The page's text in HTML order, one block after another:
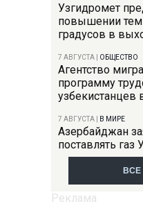
Узгидромет
повышении
градусов в
7 АВГУСТА ОБЩЕСТВО
Агентство
программу
7 АВГУСТА В МИРЕ
Азербайджан
поставлять газ
ВСЕ